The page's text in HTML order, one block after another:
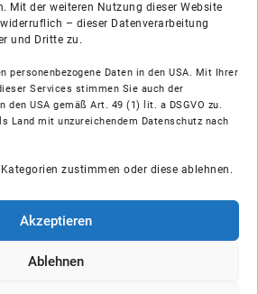
Mit der weiteren Nutzung dieser Website
– dieser Datenverarbeitung
und Dritte zu.
personenbezogene Daten in den USA. Mit Ihrer
Services stimmen Sie auch der
den USA gemäß Art. 49 (1) lit. a DSGVO zu.
Land mit unzureichendem Datenschutz nach
zustimmen oder diese ablehnen.
Akzeptieren
Ablehnen